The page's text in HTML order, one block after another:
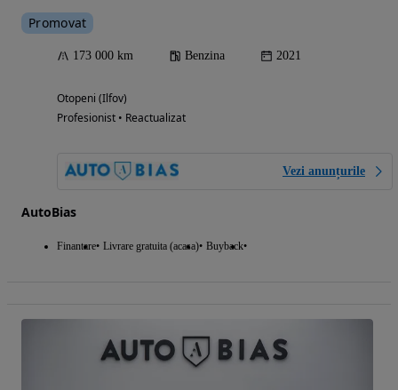
Promovat
173 000 km Benzina 2021
Otopeni (Ilfov)
Profesionist • Reactualizat
Vezi anunțurile
AutoBias
Finantare Livrare gratuita (acasa) Buyback